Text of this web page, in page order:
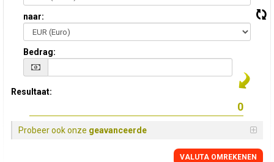
naar:
Bedrag:
Resultaat:
Probeer ook onze geavanceerde
VALUTA OMREKENEN